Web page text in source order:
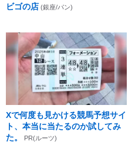
ビゴの店 (銀座/パン)
Xで何度も見かける競馬予想サイ
ト、本当に当たるのか試してみ
た。
PR(ルーツ)